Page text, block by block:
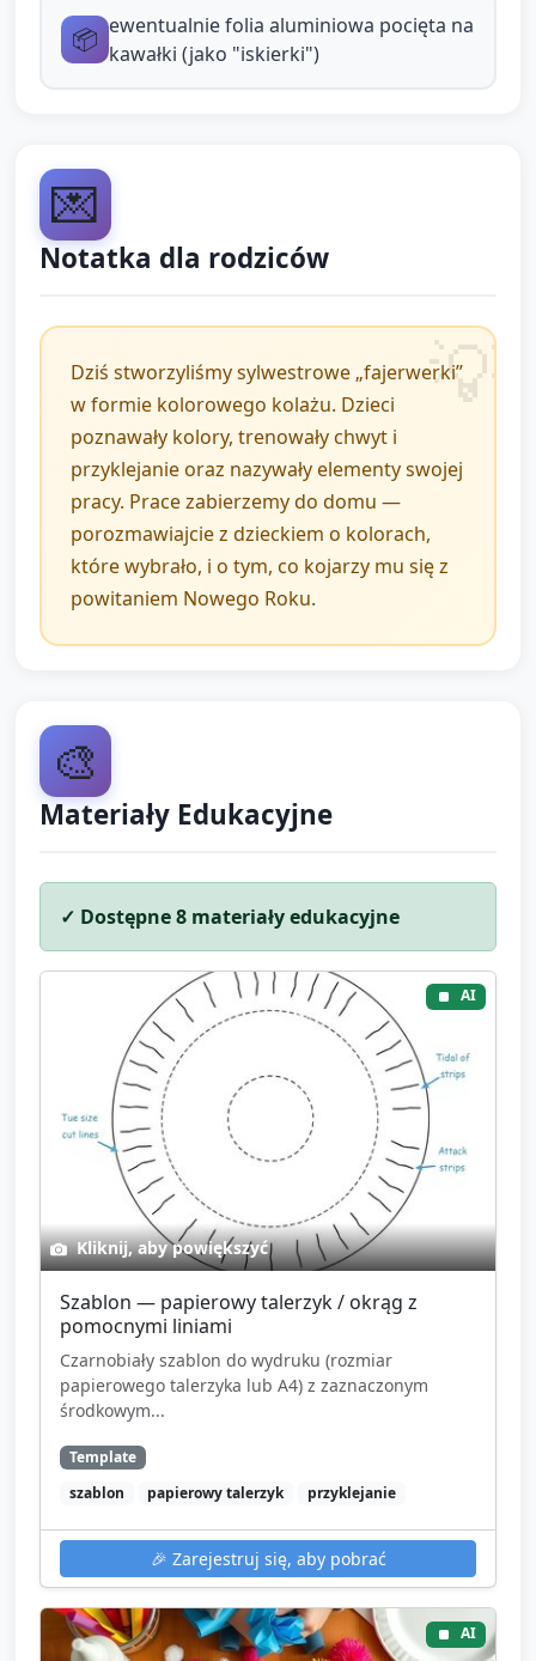
Usiądźcie w kole i zachęć każde dziecko, by
pokazało swoją pracę i powiedziało jedno słowo o
opowiedz krótko, że prace zabiorą do domu na
Zakończ prostą pieśnią lub rymowanką pożegnalną i
robiliście dziś na zajęciach.
📦 ewentualnie folia aluminiowa pocięta na
kawałki (jako "iskierki")
💌
Notatka dla rodziców
Dziś stworzyliśmy sylwestrowe „fajerwerki”
w formie kolorowego kolażu. Dzieci
poznawały kolory, trenowały chwyt i
przyklejanie oraz nazywały elementy swojej
pracy. Prace zabierzemy do domu —
porozmawiajcie z dzieckiem o kolorach,
które wybrało, i o tym, co kojarzy mu się z
powitaniem Nowego Roku.
🎨
Materiały Edukacyjne
✓ Dostępne8 materiały edukacyjne
AI
Kliknij, aby powiększyć
Szablon — papierowy talerzyk / okrąg z
pomocnymi liniami
Czarnobiały szablon do wydruku (rozmiar
papierowego talerzyka lub A4) z zaznaczonym
środkowym...
Template
szablon
papierowy talerzyk przyklejanie
🎉 Zarejestruj się, aby pobrać
AI